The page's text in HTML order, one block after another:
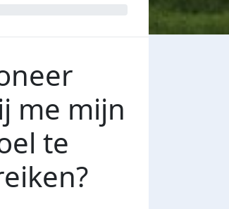
me mijn
te